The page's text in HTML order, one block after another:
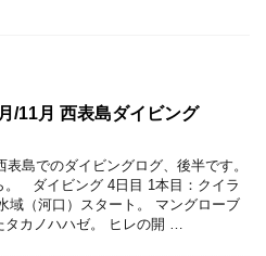
/11月 西表島ダイビング
表島でのダイビングログ、後半です。
。 ダイビング 4日目 1本目：クイラ
域（河口）スタート。 マングローブ
タカノハハゼ。 ヒレの開 …